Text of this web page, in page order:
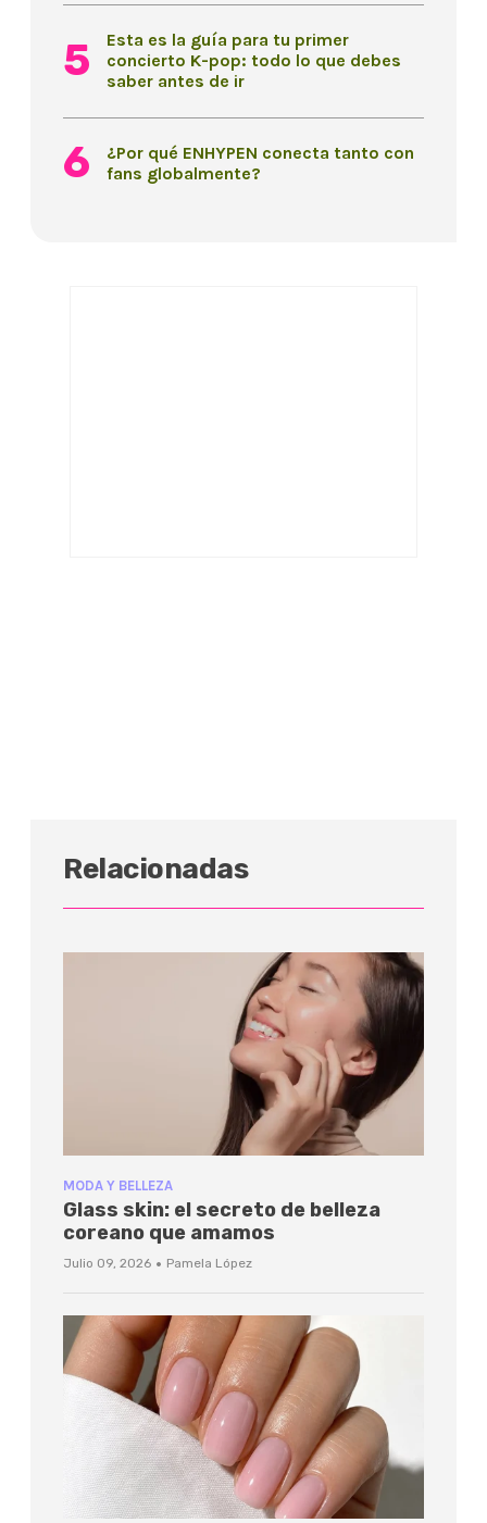
Esta es la guía para tu primer
concierto K-pop: todo lo que debes
saber antes de ir
¿Por qué ENHYPEN conecta tanto con
fans globalmente?
Relacionadas
MODA Y BELLEZA
Glass skin: el secreto de belleza
coreano que amamos
Julio 09, 2026 · Pamela López